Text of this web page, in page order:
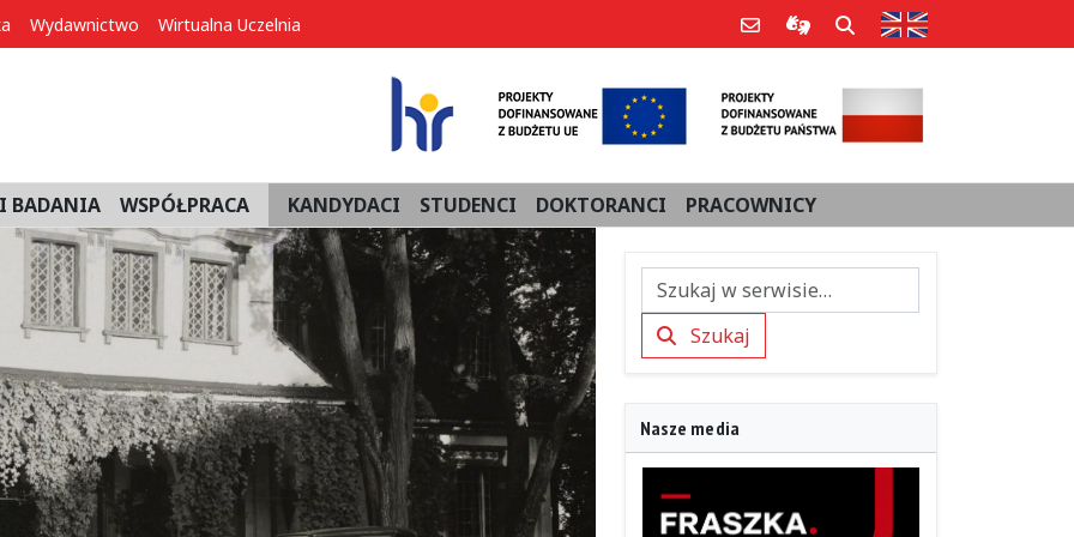
Wydawnictwo Wirtualna Uczelnia Poczta e-mailInformacje dla użytkowników
Szukaj Strona w języku
BADANIA WSPÓŁPRACA KANDYDACI STUDENCI DOKTORANCI PRACOWNICY
SzukajSzukaj
Nasze media